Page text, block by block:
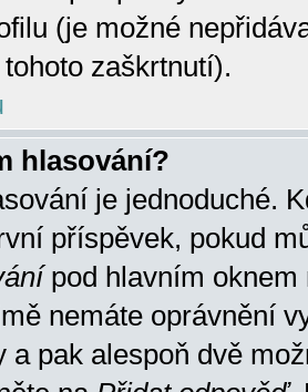
(je možné
zaškrtnutí).
hlasování?
je jednoduché.
příspěvek, pokud
pod hlavním oknem
nemáte oprávnění
a pak alespoň dvě